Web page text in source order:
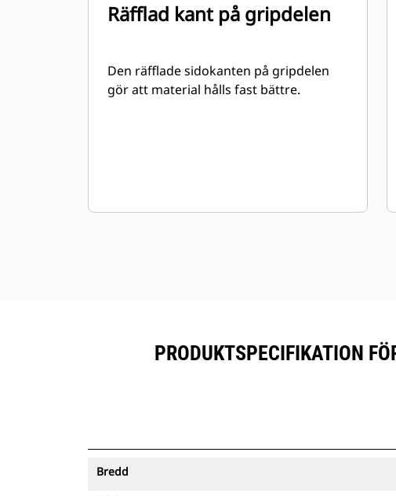
Räfflad kant på gripdelen
Den räfflade sidokanten på gripdelen
gör att material hålls fast bättre.
PRODUKTSPECIFIKATION
Bredd